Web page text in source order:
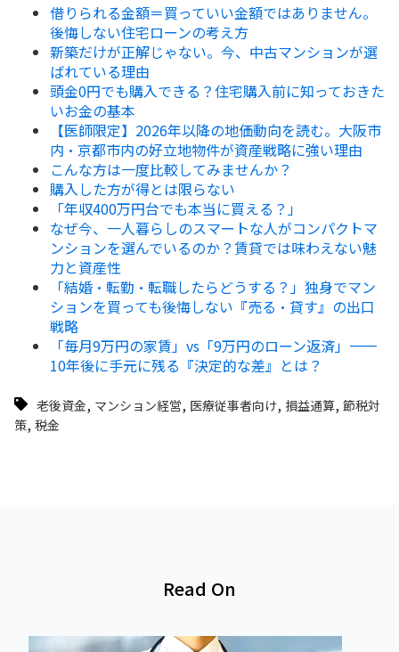
借りられる金額＝買っていい金額ではありません。
後悔しない住宅ローンの考え方
新築だけが正解じゃない。今、中古マンションが選
ばれている理由
頭金0円でも購入できる？住宅購入前に知っておきた
いお金の基本
【医師限定】2026年以降の地価動向を読む。大阪市
内・京都市内の好立地物件が資産戦略に強い理由
こんな方は一度比較してみませんか？
購入した方が得とは限らない
「年収400万円台でも本当に買える？」
なぜ今、一人暮らしのスマートな人がコンパクトマ
ンションを選んでいるのか？賃貸では味わえない魅
力と資産性
「結婚・転勤・転職したらどうする？」独身でマン
ションを買っても後悔しない『売る・貸す』の出口
戦略
「毎月9万円の家賃」vs「9万円のローン返済」——
10年後に手元に残る『決定的な差』とは？
老後資金, マンション経営, 医療従事者向け, 損益通算, 節税対
策, 税金
Read On